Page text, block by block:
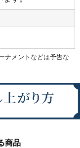
ナメントなどは予告な
商品